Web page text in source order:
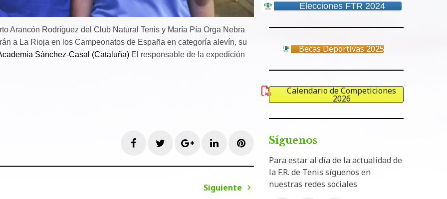
Arancón Rodríguez del Club Natural Tenis y María Pía Orga Nebra
a La Rioja en los Campeonatos de España en categoría alevín, su
Sánchez-Casal (Cataluña) El responsable de la expedición
FacebookTwitterGoogle+LinkedInPinterest
Siguiente
Elecciones FTR 2024
Becas Deportivas 2025
Calendario de Competiciones
2026
Síguenos
Para estar al día de la actualidad de
la F.R. de Tenis síguenos en
nuestras redes sociales